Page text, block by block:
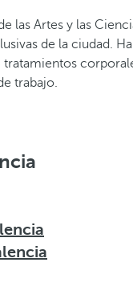
Artes y las
de la ciudad.
trabajo.